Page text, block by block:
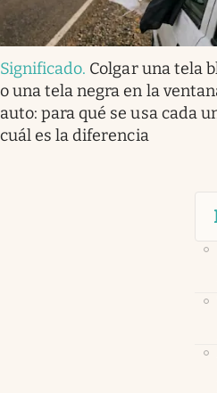
Significado. Colgar una tela
o una tela negra en la
auto: para qué se usa cada
cuál es la diferencia